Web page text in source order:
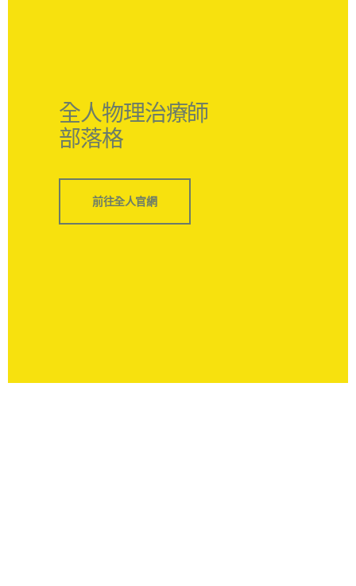
全人物理治療師
部落格
前往全人官網